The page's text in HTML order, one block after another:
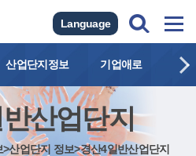
Language
산업단지정보 기업애로 연
산업단지
산업단지 정보>경산4일반산업단지